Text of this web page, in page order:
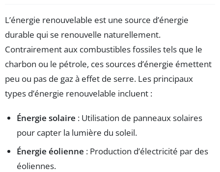
L’énergie renouvelable est une source d’énergie
durable qui se renouvelle naturellement.
Contrairement aux combustibles fossiles tels que le
charbon ou le pétrole, ces sources d’énergie émettent
peu ou pas de gaz à effet de serre. Les principaux
types d’énergie renouvelable incluent :
Énergie solaire : Utilisation de panneaux solaires
pour capter la lumière du soleil.
Énergie éolienne : Production d’électricité par des
éoliennes.